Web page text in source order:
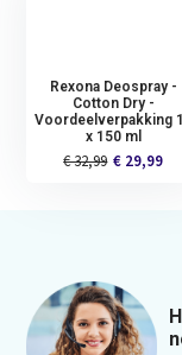
Rexona Deospray -
Cotton Dry -
Voordeelverpakking
x 150 ml
€ 32,99 € 29,99